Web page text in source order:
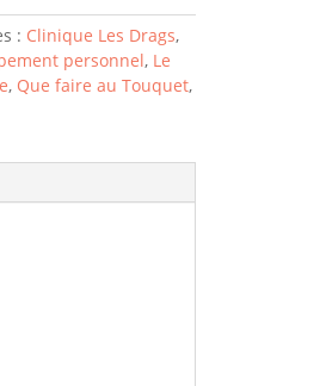
: Clinique Les Drags,
personnel, Le
, Que faire au Touquet,